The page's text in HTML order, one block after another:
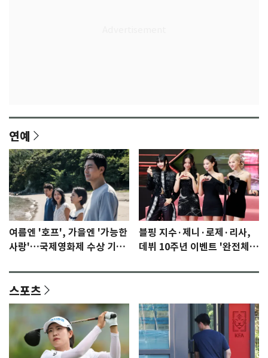
연예
여름엔 '호프', 가을엔 '가능한
사랑'…국제영화제 수상 기대
블핑 지수·제니·로제·리사,
데뷔 10주년 이벤트 '완전체'
스포츠